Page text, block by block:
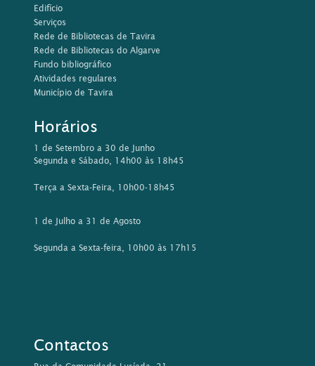
Edifício
Serviços
Rede de Bibliotecas de Tavira
Rede de Bibliotecas do Algarve
Fundo bibliográfico
Atividades regulares
Município de Tavira
Horários
1 de Setembro a 30 de Junho
Segunda e Sábado, 14h00 às 18h45
Terça a Sexta-Feira, 10h00-18h45
1 de Julho a 31 de Agosto
Segunda a Sexta-feira, 10h00 às 17h15
Contactos